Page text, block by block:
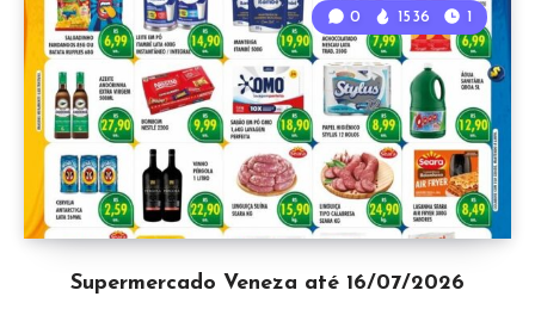
Supermercado Veneza até 16/07/2026
0 1536 1